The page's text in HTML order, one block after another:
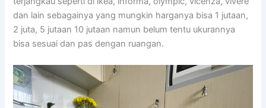
dan lain sebagainya yang mungkin harganya bisa 1 jutaan,
2 juta, 5 jutaan 10 jutaan namun belum tentu ukurannya
bisa sesuai dan pas dengan ruangan.